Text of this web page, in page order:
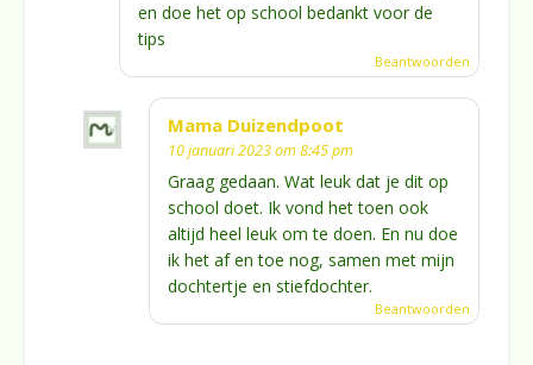
en doe het op school bedankt voor de
tips
Beantwoorden
Mama Duizendpoot
10 januari 2023 om 8:45 pm
Graag gedaan. Wat leuk dat je dit op
school doet. Ik vond het toen ook
altijd heel leuk om te doen. En nu doe
ik het af en toe nog, samen met mijn
dochtertje en stiefdochter.
Beantwoorden